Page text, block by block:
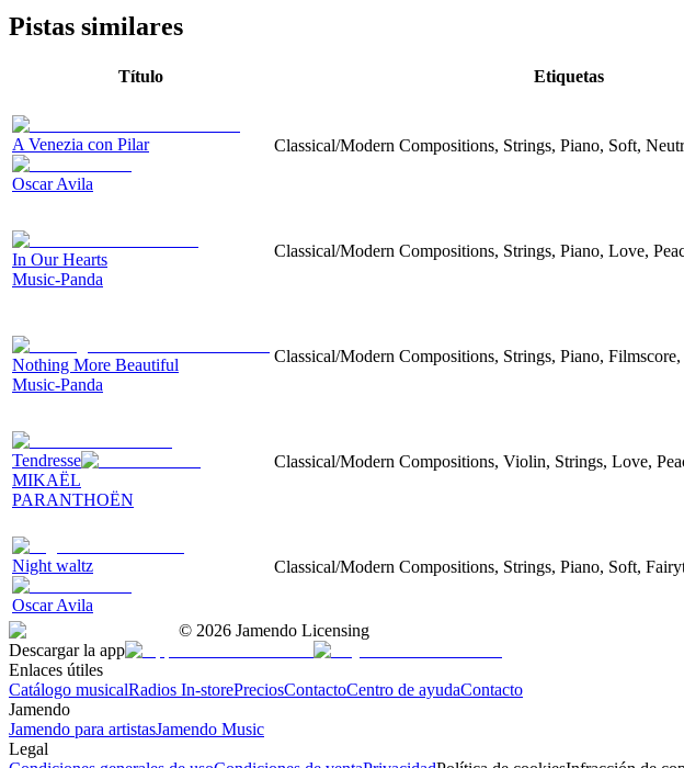
Pistas similares
Título Etiquetas
A Venezia con Pilar
Oscar Avila
Classical/Modern Compositions, Strings, Piano, Soft,
In Our Hearts
Music-Panda
Classical/Modern Compositions, Strings, Piano, Love,
Nothing More Beautiful
Music-Panda
Classical/Modern Compositions, Strings, Piano,
Tendresse
MIKAËL
PARANTHOËN
Classical/Modern Compositions, Violin, Strings, Love,
Night waltz
Oscar Avila
Classical/Modern Compositions, Strings, Piano, Soft,
© 2026 Jamendo Licensing
Descargar la app
Enlaces útiles
Catálogo musicalRadios In-storePreciosContactoCentro de ayudaContacto
Jamendo
Jamendo para artistasJamendo Music
Legal